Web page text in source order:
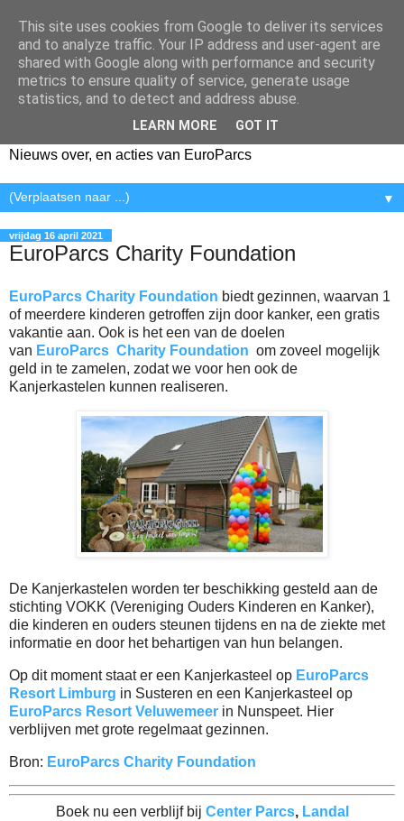
Nieuws over, en acties van EuroParcs
▼
vrijdag 16 april 2021
EuroParcs Charity Foundation
EuroParcs Charity Foundation biedt gezinnen, waarvan 1
of meerdere kinderen getroffen zijn door kanker, een gratis
vakantie aan. Ook is het een van de doelen
van EuroParcs Charity Foundation om zoveel mogelijk
geld in te zamelen, zodat we voor hen ook de
Kanjerkastelen kunnen realiseren.
De Kanjerkastelen worden ter beschikking gesteld aan de
stichting VOKK (Vereniging Ouders Kinderen en Kanker),
die kinderen en ouders steunen tijdens en na de ziekte met
informatie en door het behartigen van hun belangen.
Op dit moment staat er een Kanjerkasteel op EuroParcs
Resort Limburg in Susteren en een Kanjerkasteel op
EuroParcs Resort Veluwemeer in Nunspeet. Hier
verblijven met grote regelmaat gezinnen.
Bron: EuroParcs Charity Foundation
Boek nu een verblijf bij Center Parcs, Landal
This site uses cookies from Google to deliver its services
and to analyze traffic. Your IP address and user-agent are
shared with Google along with performance and security
metrics to ensure quality of service, generate usage
statistics, and to detect and address abuse.
LEARN MORE GOT IT